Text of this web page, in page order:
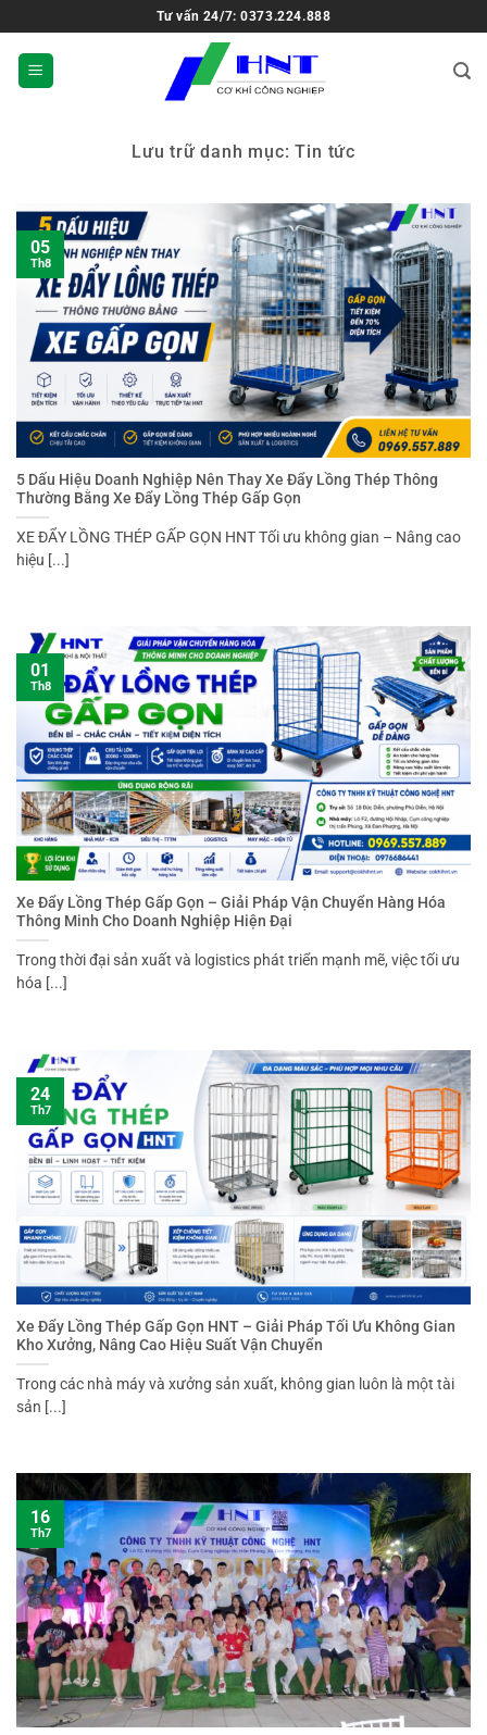
Tư vấn 24/7: 0373.224.888
Lưu trữ danh mục:Tin tức
5 Dấu Hiệu Doanh Nghiệp Nên Thay Xe Đẩy Lồng Thép Thông
Thường Bằng Xe Đẩy Lồng Thép Gấp Gọn
XE ĐẨY LỒNG THÉP GẤP GỌN HNT Tối ưu không gian – Nâng cao
hiệu [...]
05
Th8
Xe Đẩy Lồng Thép Gấp Gọn – Giải Pháp Vận Chuyển Hàng Hóa
Thông Minh Cho Doanh Nghiệp Hiện Đại
Trong thời đại sản xuất và logistics phát triển mạnh mẽ, việc tối ưu
hóa [...]
01
Th8
Xe Đẩy Lồng Thép Gấp Gọn HNT – Giải Pháp Tối Ưu Không Gian
Kho Xưởng, Nâng Cao Hiệu Suất Vận Chuyển
Trong các nhà máy và xưởng sản xuất, không gian luôn là một tài
sản [...]
24
Th7
16
Th7